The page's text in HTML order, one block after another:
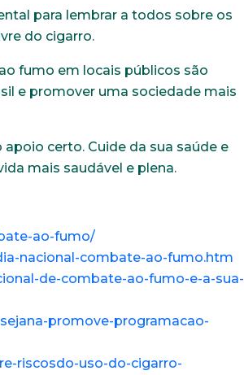
para lembrar a todos sobre os
do cigarro.
fumo em locais públicos são
e promover uma sociedade mais
certo. Cuide da sua saúde e
mais saudável e plena.
ao-fumo/
nacional-combate-ao-fumo.htm
de-combate-ao-fumo-e-a-sua-
promove-programacao-
riscosdo-uso-do-cigarro-